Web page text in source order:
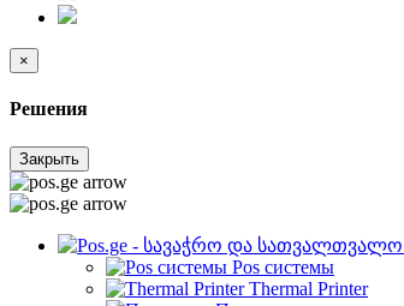
×
Решения
Закрыть
Pos системы
Thermal Printer